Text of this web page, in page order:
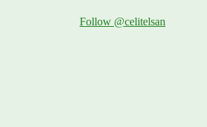
Follow @celitelsan